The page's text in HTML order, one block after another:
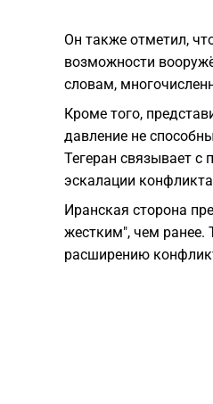
Он также отметил,
возможности
словам,
Кроме того,
давление не
Тегеран связывает
эскалации
Иранская сторона
жестким", чем ранее.
расширению